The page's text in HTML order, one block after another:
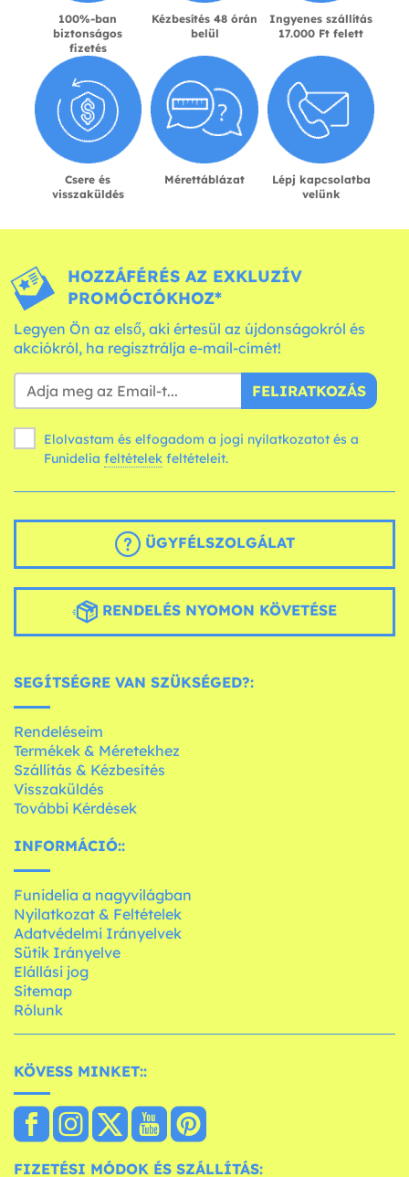
100%-ban
biztonságos
fizetés
Kézbesítés 48 órán
belül
Ingyenes szállítás
17.000 Ft felett
Csere és
visszaküldés
Mérettáblázat
Lépj kapcsolatba
velünk
HOZZÁFÉRÉS AZ EXKLUZÍV
PROMÓCIÓKHOZ*
Legyen Ön az első, aki értesül az újdonságokról és
akciókról, ha regisztrálja e-mail-címét!
FELIRATKOZÁS
Elolvastam és elfogadom a jogi nyilatkozatot és a
Funidelia feltételek feltételeit.
ÜGYFÉLSZOLGÁLAT
RENDELÉS NYOMON KÖVETÉSE
SEGÍTSÉGRE VAN SZÜKSÉGED?:
Rendeléseim
Termékek & Méretekhez
Szállítás & Kézbesítés
Visszaküldés
További Kérdések
INFORMÁCIÓ::
Funidelia a nagyvilágban
Nyilatkozat & Feltételek
Adatvédelmi Irányelvek
Sütik Irányelve
Elállási jog
Sitemap
Rólunk
KÖVESS MINKET::
FIZETÉSI MÓDOK ÉS SZÁLLÍTÁS: